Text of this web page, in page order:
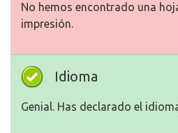
No hemos encontrado una
impresión.
Idioma
Genial. Has declarado el